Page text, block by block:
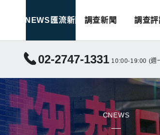
CNEWS匯流新聞 調查新聞 調查
02-2747-1331 10:00-19:00 (週
CNEWS